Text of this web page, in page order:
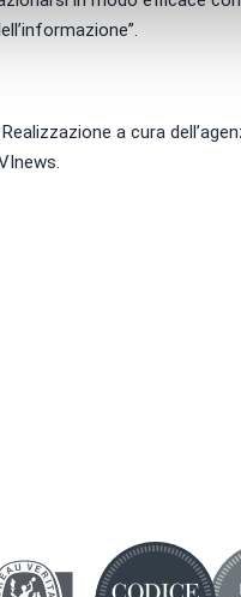
Realizzazione a cura